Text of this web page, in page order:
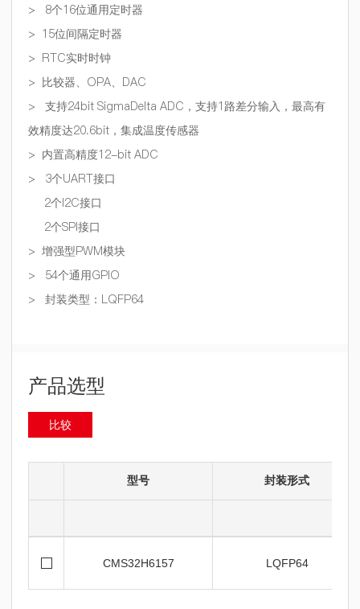
> 8个16位通用定时器
> 15位间隔定时器
> RTC实时时钟
> 比较器、 OPA、 DAC
> 支持24bit SigmaDelta ADC ，支持1 路差分输入，最高有
效精度达20.6bit ，集成温度传感器
> 内置高精度12-bit ADC
> 3个UART接口
2个I2C接口
2个SPI接口
> 增强型PWM模块
> 54个通用GPIO
> 封装类型： LQFP64
产品选型
比较
型号 封装形式
CMS32H6157 LQFP64